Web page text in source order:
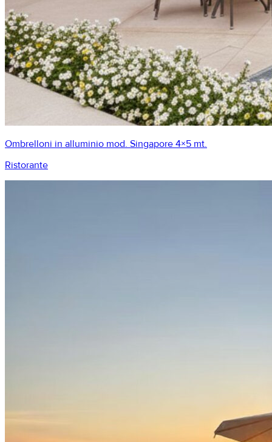
Ombrelloni in alluminio mod. Singapore 4×5 mt.
Ristorante